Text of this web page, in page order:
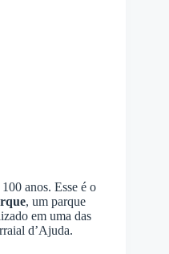
anos. Esse é o
, um parque
em uma das
d’Ajuda.